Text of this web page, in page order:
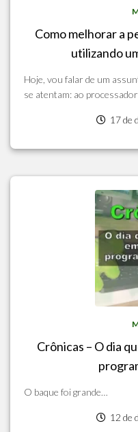
Como melhorar a
utilizando
Hoje, vou falar de um
se atentam: ao
17 de
Crônicas – O dia
O baque foi grande…
12 de